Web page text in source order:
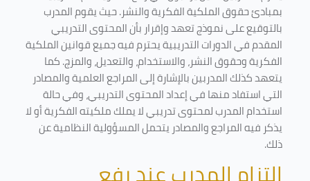
بمبادئ حقوق الملكية الفكرية والنشر. حيث يقوم المدرب
بالتوقيع على نموذج تعهد وإقرار بأن المحتوى التدريبي
المقدم في الدورات التدريبية يحترم فيه جميع قوانين الملكية
الفكرية وحقوق النشر، والاستخدام، والتعديل، والمزج. كما
يتعهد كذلك المدربين بالإشارة إلى المراجع العلمية والمصادر
التي استفاد منها في إعداد المحتوى التدريبي، وفي حالة
استخدام المدرب لمحتوى تدريبي لا يملك ملكيته الفكرية أو لا
يذكر فيه المراجع والمصادر يتحمل المسؤولية النظامية عن
ذلك.